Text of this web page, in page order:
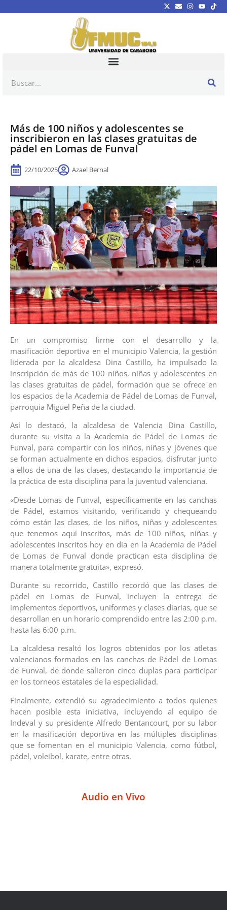
Más de 100 niños y adolescentes se
inscribieron en las clases gratuitas de
pádel en Lomas de Funval
22/10/2025 Azael Bernal
En un compromiso firme con el desarrollo y la
masificación deportiva en el municipio Valencia, la gestión
liderada por la alcaldesa Dina Castillo, ha impulsado la
inscripción de más de 100 niños, niñas y adolescentes en
las clases gratuitas de pádel, formación que se ofrece en
los espacios de la Academia de Pádel de Lomas de Funval,
parroquia Miguel Peña de la ciudad.
Así lo destacó, la alcaldesa de Valencia Dina Castillo,
durante su visita a la Academia de Pádel de Lomas de
Funval, para compartir con los niños, niñas y jóvenes que
se forman actualmente en dichos espacios, disfrutar junto
a ellos de una de las clases, destacando la importancia de
la práctica de esta disciplina para la juventud valenciana.
«Desde Lomas de Funval, específicamente en las canchas
de Pádel, estamos visitando, verificando y chequeando
cómo están las clases, de los niños, niñas y adolescentes
que tenemos aquí inscritos, más de 100 niños, niñas y
adolescentes inscritos hoy en día en la Academia de Pádel
de Lomas de Funval donde practican esta disciplina de
manera totalmente gratuita», expresó.
Durante su recorrido, Castillo recordó que las clases de
pádel en Lomas de Funval, incluyen la entrega de
implementos deportivos, uniformes y clases diarias, que se
desarrollan en un horario comprendido entre las 2:00 p.m.
hasta las 6:00 p.m.
La alcaldesa resaltó los logros obtenidos por los atletas
valencianos formados en las canchas de Pádel de Lomas
de Funval, de donde salieron cinco duplas para participar
en los torneos estatales de la especialidad.
Finalmente, extendió su agradecimiento a todos quienes
hacen posible esta iniciativa, incluyendo al equipo de
Indeval y su presidente Alfredo Bentancourt, por su labor
en la masificación deportiva en las múltiples disciplinas
que se fomentan en el municipio Valencia, como fútbol,
pádel, voleibol, karate, entre otras.
Audio en Vivo